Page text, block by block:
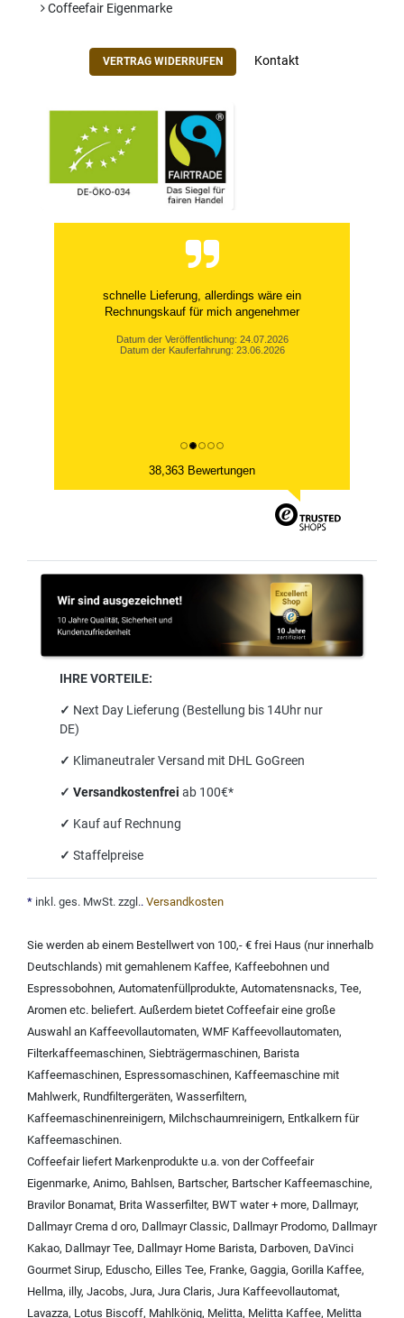
Coffeefair Eigenmarke
VERTRAG WIDERRUFEN Kontakt
schnelle Lieferung, allerdings wäre ein
Rechnungskauf für mich angenehmer
Datum der Veröffentlichung: 24.07.2026
Datum der Kauferfahrung: 23.06.2026
38,363 Bewertungen
IHRE VORTEILE:
✓ Next Day Lieferung (Bestellung bis 14Uhr nur
DE)
✓ Klimaneutraler Versand mit DHL GoGreen
✓ Versandkostenfrei ab 100€*
✓ Kauf auf Rechnung
✓ Staffelpreise
* inkl. ges. MwSt. zzgl.. Versandkosten
Sie werden ab einem Bestellwert von 100,- € frei Haus (nur innerhalb
Deutschlands) mit gemahlenem Kaffee, Kaffeebohnen und
Espressobohnen, Automatenfüllprodukte, Automatensnacks, Tee,
Aromen etc. beliefert. Außerdem bietet Coffeefair eine große
Auswahl an Kaffeevollautomaten, WMF Kaffeevollautomaten,
Filterkaffeemaschinen, Siebträgermaschinen, Barista
Kaffeemaschinen, Espressomaschinen, Kaffeemaschine mit
Mahlwerk, Rundfiltergeräten, Wasserfiltern,
Kaffeemaschinenreinigern, Milchschaumreinigern, Entkalkern für
Kaffeemaschinen.
Coffeefair liefert Markenprodukte u.a. von derCoffeefair
Eigenmarke, Animo, Bahlsen, Bartscher, Bartscher Kaffeemaschine,
Bravilor Bonamat, Brita Wasserfilter, BWT water + more, Dallmayr,
Dallmayr Crema d oro, Dallmayr Classic, Dallmayr Prodomo, Dallmayr
Kakao, Dallmayr Tee, Dallmayr Home Barista, Darboven, DaVinci
Gourmet Sirup, Eduscho, Eilles Tee, Franke, Gaggia, Gorilla Kaffee,
Hellma, illy, Jacobs, Jura, Jura Claris, Jura Kaffeevollautomat,
Lavazza, Lotus Biscoff, Mahlkönig, Melitta, Melitta Kaffee, Melitta